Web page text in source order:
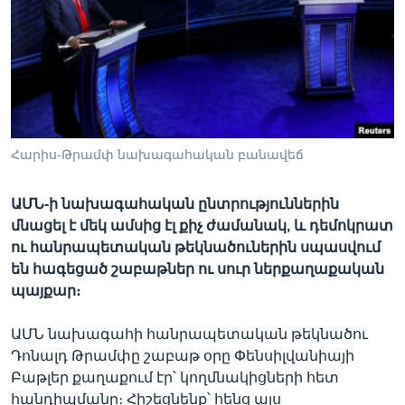
Լեզուներ
Հարիս-Թրամփ նախագահական բանավեճ
ԱՄՆ-ի նախագահական ընտրություններին
մնացել է մեկ ամսից էլ քիչ ժամանակ, և դեմոկրատ
ու հանրապետական թեկնածուներին սպասվում
են հագեցած շաբաթներ ու սուր ներքաղաքական
պայքար։
ԱՄՆ նախագահի հանրապետական թեկնածու
Դոնալդ Թրամփը շաբաթ օրը Փենսիլվանիայի
Բաթլեր քաղաքում էր՝ կողմնակիցների հետ
հանդիպմանը։ Հիշեցնենք՝ հենց այս